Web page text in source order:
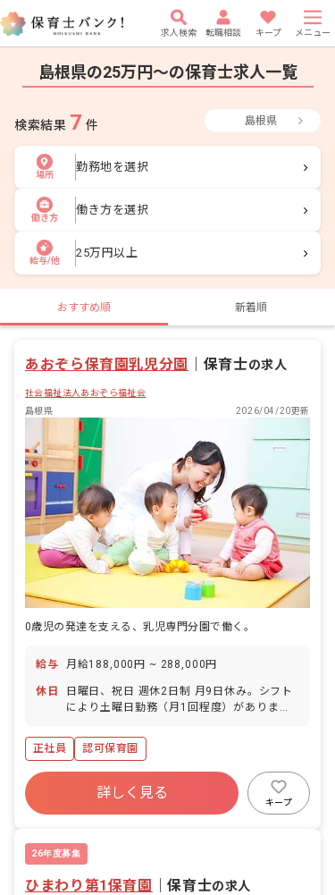
求人検索 転職相談 キープ メニュー
島根県の25万円〜の保育士求人一覧
検索結果 7 件 島根県
場所
勤務地を選択
働き方
働き方を選択
給与/他
25万円以上
おすすめ順 新着順
あおぞら保育園乳児分園 保育士の求人
社会福祉法人あおぞら福祉会
島根県
2026/04/20更新
0歳児の発達を支える、乳児専門分園で働く。
給与 月給188,000円 ~ 288,000円
休日
日曜日、祝日 週休2日制 月9日休み。シフト
により土曜日勤務（月1回程度）がありま
経過後の年次有給休暇日数 10日）
正社員 認可保育園
詳しく見る
キープ
26年度募集
ひまわり第1保育園 ｜保育士の求人